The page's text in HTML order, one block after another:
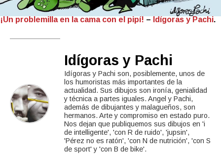
¡Un problemilla en la cama con el pipí! – Idígoras y Pachi.
Idígoras y Pachi
Idígoras y Pachi son, posiblemente, unos de
los humoristas más importantes de la
actualidad. Sus dibujos son ironía, genialidad
y técnica a partes iguales. Angel y Pachi,
además de dibujantes y malagueños, son
hermanos. Arte y compromiso en estado puro.
Nos dejan que publiquemos sus dibujos en 'i
de intelligente', 'con R de ruido', 'jupsin',
'Pérez no es ratón', 'con N de nutrición', 'con S
de sport' y 'con B de bike'.